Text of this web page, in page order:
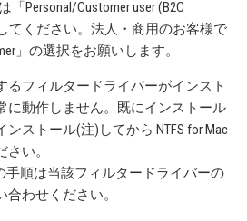
Personal/Customer user (B2C
てください。法人・商用のお客様で
」の選択をお願いします。
るフィルタードライバーがインスト
に動作しません。既にインストール
ストール(注)してから NTFS for Mac
い。
手順は当該フィルタードライバーの
わせください。